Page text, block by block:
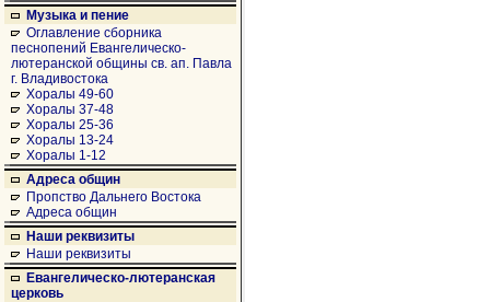
Музыка и пение
Оглавление сборника
песнопений Евангелическо-
лютеранской общины св. ап. Павла
г. Владивостока
Хоралы 49-60
Хоралы 37-48
Хоралы 25-36
Хоралы 13-24
Хоралы 1-12
Адреса общин
Пропство Дальнего Востока
Адреса общин
Наши реквизиты
Наши реквизиты
Евангелическо-лютеранская
церковь